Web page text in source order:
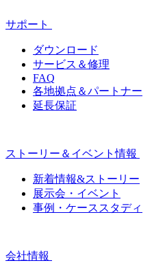
サポート
ダウンロード
サービス＆修理
FAQ
各地拠点＆パートナー
延長保証
ストーリー＆イベント情報
新着情報&ストーリー
展示会・イベント
事例・ケーススタディ
会社情報